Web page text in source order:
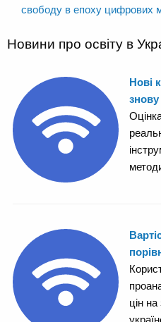
свободу в епоху цифрових
Новини про освіту в
Нові
цін